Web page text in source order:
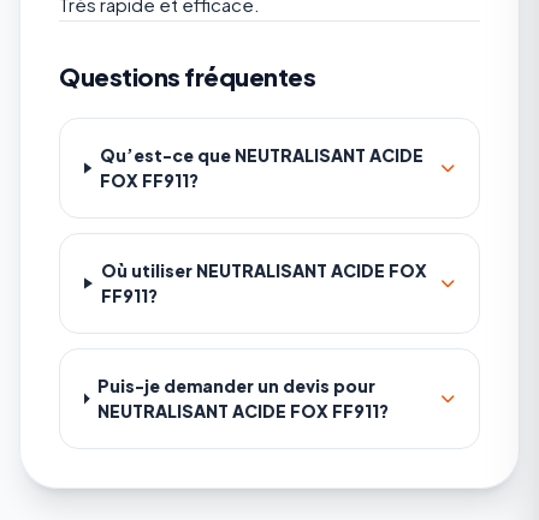
Questions fréquentes
Qu’est-ce que NEUTRALISANT ACIDE
FOX FF911?
Où utiliser NEUTRALISANT ACIDE FOX
FF911?
Puis-je demander un devis pour
NEUTRALISANT ACIDE FOX FF911?